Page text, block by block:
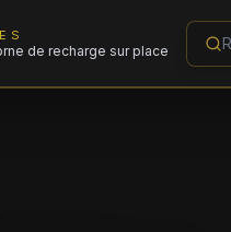
de recharge sur place